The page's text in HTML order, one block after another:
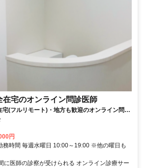
在宅のオンライン問診医師
(フルリモート)・地方も歓迎のオンライン問診
円
務時間 毎週水曜日 10:00～19:00 ※他の曜日も
に医師の診察が受けられる オンライン診療サー